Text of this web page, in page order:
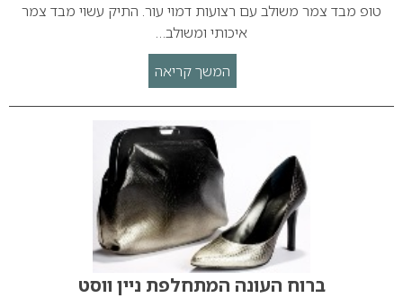
טופ מבד צמר משולב עם רצועות דמוי עור. התיק עשוי מבד צמר
איכותי ומשולב…
המשך קריאה
ברוח העונה המתחלפת ניין ווסט